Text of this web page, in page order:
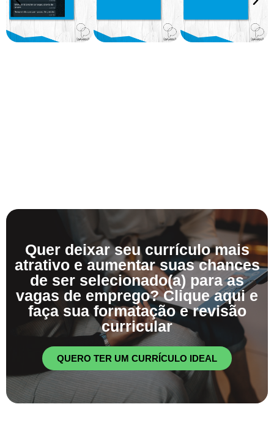
Quer deixar seu currículo mais
atrativo e aumentar suas chances
de ser selecionado(a) para as
vagas de emprego? Clique aqui e
faça sua formatação e revisão
curricular
QUERO TER UM CURRÍCULO IDEAL